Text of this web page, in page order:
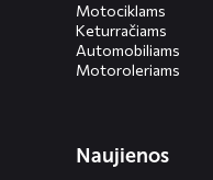
Motociklams
Keturračiams
Automobiliams
Motoroleriams
Naujienos